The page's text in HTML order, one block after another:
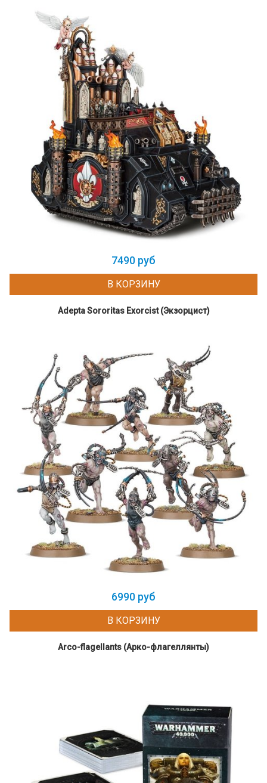
7490 руб
В КОРЗИНУ
Adepta Sororitas Exorcist (Экзорцист)
6990 руб
В КОРЗИНУ
Arco-flagellants (Арко-флагеллянты)